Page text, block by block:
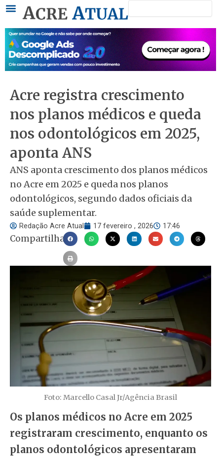
conteúdo
Acre registra crescimento
nos planos médicos e queda
nos odontológicos em 2025,
aponta ANS
ANS aponta crescimento dos planos médicos
no Acre em 2025 e queda nos planos
odontológicos, segundo dados oficiais da
saúde suplementar.
Redação Acre Atual 17 fevereiro , 2026 17:46
Compartilhar
Foto: Marcello Casal Jr/Agência Brasil
Os planos médicos no Acre em 2025
registraram crescimento, enquanto os
planos odontológicos apresentaram